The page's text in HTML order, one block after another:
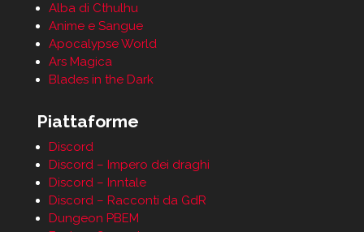
Alba di Cthulhu
Anime e Sangue
Apocalypse World
Ars Magica
Blades in the Dark
Piattaforme
Discord
Discord – Impero dei draghi
Discord – Inntale
Discord – Racconti da GdR
Dungeon PBEM